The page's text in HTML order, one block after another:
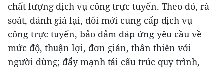
chất lượng dịch vụ công trực tuyến. Theo đó, rà
soát, đánh giá lại, đổi mới cung cấp dịch vụ
công trực tuyến, bảo đảm đáp ứng yêu cầu về
mức độ, thuận lợi, đơn giản, thân thiện với
người dùng; đẩy mạnh tái cấu trúc quy trình,